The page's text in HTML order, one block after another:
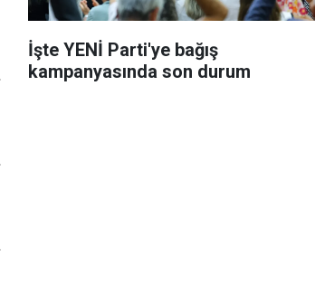
İşte YENİ Parti'ye bağış
kampanyasında son durum